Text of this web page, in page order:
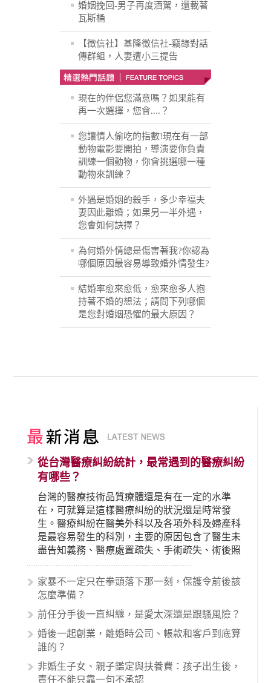
婚姻挽回-男子再度酒駕，還載著
瓦斯桶
【徵信社】基隆徵信社-竊錄對話
傳群組，人妻遭小三提告
現在的伴侶您滿意嗎？如果能有
再一次選擇，您會....？
您讓情人偷吃的指數!現在有一部
動物電影要開拍，導演要你負責
訓練一個動物，你會挑選哪一種
動物來訓練？
外遇是婚姻的殺手，多少幸福夫
妻因此離婚；如果另一半外遇，
您會如何訣擇？
為何婚外情總是傷害著我?你認為
哪個原因最容易導致婚外情發生?
結婚率愈來愈低，愈來愈多人抱
持著不婚的想法；請問下列哪個
是您對婚姻恐懼的最大原因？
從台灣醫療糾紛統計，最常遇到的醫療糾紛
有哪些？
台灣的醫療技術品質療體還是有在一定的水準
在，可就算是這樣醫療糾紛的狀況還是時常發
生。醫療糾紛在醫美外科以及各項外科及婦產科
是最容易發生的科別，主要的原因包含了醫生未
盡告知義務、醫療處置疏失、手術疏失、術後照
顧失當、醫療費用的收取。雖然醫學進步，但醫
生與病患之間引起的糾紛還是經常發生。很多案
例中最後都走向訴訟流程，我們如果不幸遇到相
的內容其實非常多，有些案例…
家暴不一定只在拳頭落下那一刻，保護令前後該
怎麼準備？
前任分手後一直糾纏，是愛太深還是跟騷風險？
婚後一起創業，離婚時公司、帳款和客戶到底算
誰的？
非婚生子女、親子鑑定與扶養費：孩子出生後，
責任不能只靠一句不承認